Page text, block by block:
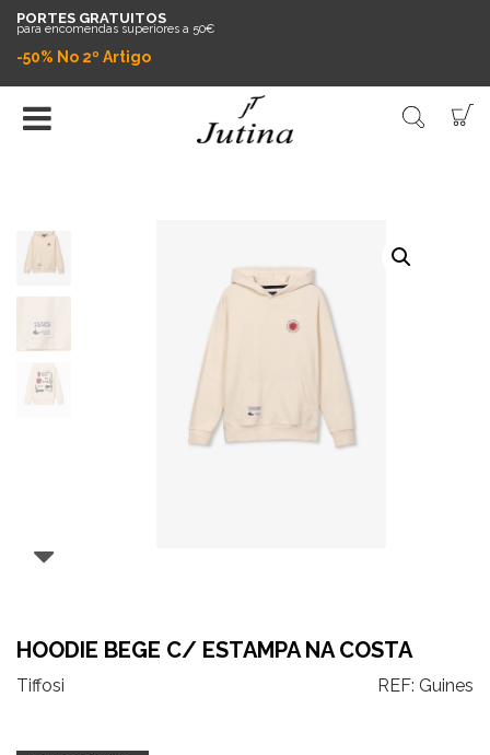
PORTES GRATUITOS
para encomendas superiores a 50€
-50% No 2º Artigo
HOODIE BEGE C/ ESTAMPA NA COSTA
Tiffosi REF: Guines